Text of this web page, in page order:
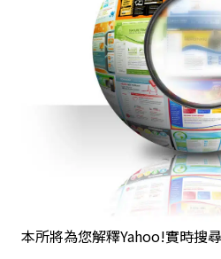
本所將為您解釋Yahoo!實時搜尋